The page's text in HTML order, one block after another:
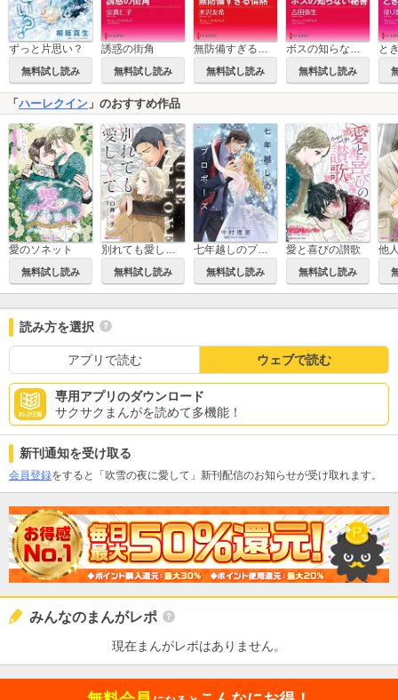
ずっと片思い？
無料試し読み
誘惑の街角
無料試し読み
無防備すぎる情熱
無料試し読み
ボスの知らない秘書
無料試し読み
と
「 ハーレクイン 」のおすすめ作品
愛のソネット
無料試し読み
別れても愛しくて
無料試し読み
七年越しのプロポーズ
無料試し読み
愛と喜びの讃歌
無料試し読み
他
読み方を選択
アプリで読む ウェブで読む
専用アプリのダウンロード
サクサクまんがを読めて多機能！
新刊通知を受け取る
会員登録をすると「吹雪の夜に愛して」新刊配信のお知らせが受け取れます。
みんなのまんがレポ
現在まんがレポはありません。